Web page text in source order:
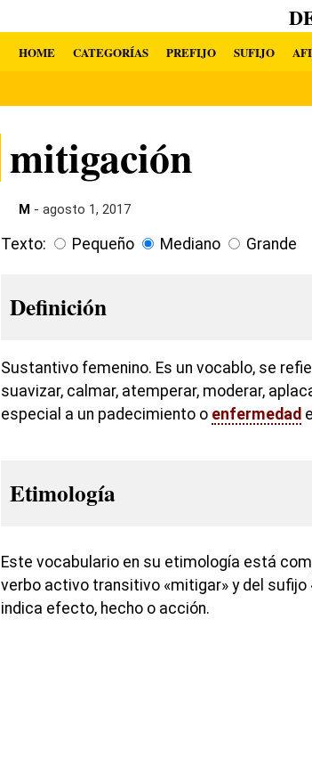
HOME CATEGORÍAS PREFIJO SUFIJO
mitigación
M - agosto 1, 2017
Texto: Pequeño Mediano Grande
Definición
Sustantivo femenino. Es un vocablo, se
suavizar, calmar, atemperar, moderar,
especial a un padecimiento o enfermedad
Etimología
Este vocabulario en su etimología está
verbo activo transitivo «mitigar» y del sufijo
indica efecto, hecho o acción.